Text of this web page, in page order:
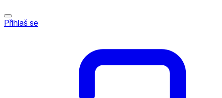
Přihlaš se